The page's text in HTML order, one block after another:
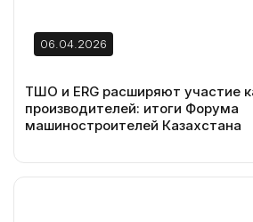
06.04.2026
ТШО и ERG расширяют участие
производителей: итоги Форума
машиностроителей Казахстана